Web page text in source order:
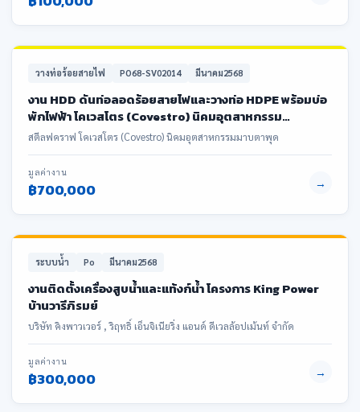
วางท่อร้อยสายไฟ PO68-SV02014 มีนาคม2568
งาน HDD ดันท่อลอดร้อยสายไฟและวางท่อ HDPE พร้อมบ่อ
พักไฟฟ้า โคเวสโตร (Covestro) นิคมอุตสาหกรรม
มาบตาพุด
สตีลฟคราฟ โคเวสโตร (Covestro) นิคมอุตสาหกรรมมาบตาพุด
มูลค่างาน
฿700,000 →
ระบบน้ำ Po มีนาคม2568
งานติดตั้งเครื่องสูบน้ำและแท้งก์น้ำ โครงการ King Power
บ้านวารีภิรมย์
บริษัท คิงพาวเวอร์ , ริฤทธิ์ เอ็นจิเนียริ่ง แอนด์ ดีเวลล้อปเม้นท์ จำกัด
มูลค่างาน
฿300,000 →